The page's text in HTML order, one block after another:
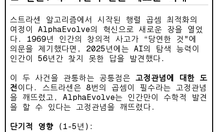
스트라센 알고리즘에서 시작된 행렬 곱셈 최적화의
여정이 AlphaEvolve의 혁신으로 새로운 장을 열었
다. 1969년 인간의 창의적 사고가 “당연한 것"에
의문을 제기했다면, 2025년에는 AI의 탐색 능력이
인간이 56년간 찾지 못한 답을 발견했다.
이 두 사건을 관통하는 공통점은 고정관념에 대한 도
전 이다. 스트라센은 8번의 곱셈이 필수라는 고정관념
을 깨뜨렸고, AlphaEvolve는 인간만이 수학적 발견
을 할 수 있다는 고정관념을 깨뜨렸다.
단기적 영향 (1-5년):